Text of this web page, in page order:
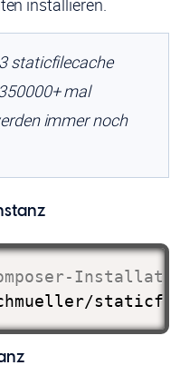
staticfilecache
mal
immer noch